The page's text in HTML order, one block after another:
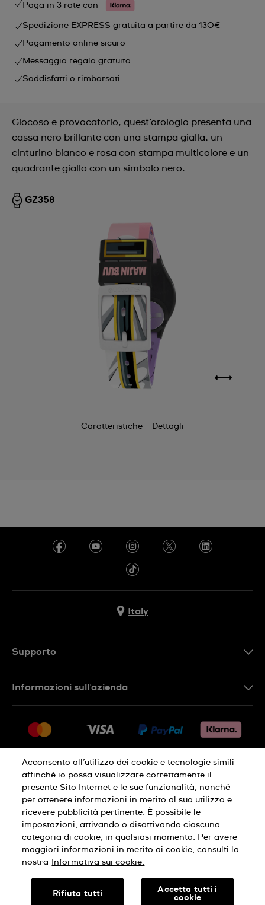
Paga in 3 rate con
Spedizione EXPRESS gratuita a partire da 130€
Pagamento online sicuro
Messaggio regalo gratuito
Soddisfatti o rimborsati
Giocoso e provocatorio, quest’orologio presenta una
cassa nero brillante con una stampa gialla, un
cinturino bianco e rosa con stampa multicolore e un
quadrante giallo con un simbolo nero.
GZ358
Caratteristiche Dettagli
Italy
Supporto
Restituzione
Condizioni di vendita
Diritto di recesso
Informazioni sull'azienda
Lavora con noi
Informativa sulla privacy Cookies
Condizioni di utilizzo Informazioni legali
SWISS MADE
Acconsento all’utilizzo dei cookie e tecnologie simili
affinché io possa visualizzare correttamente il
presente Sito Internet e le sue funzionalità, nonché
per ottenere informazioni in merito al suo utilizzo e
ricevere pubblicità pertinente. È possibile le
impostazioni, attivando o disattivando ciascuna
categoria di cookie, in qualsiasi momento. Per avere
maggiori informazioni in merito ai cookie, consulti la
nostra
Informativa sui cookie.
Rifiuta tutti
Accetta tutti i
cookie